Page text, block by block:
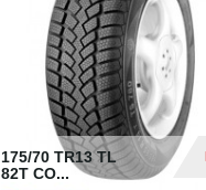
175/70 TR13 TL
82T CO...